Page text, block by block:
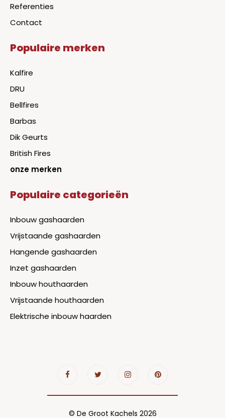
Referenties
Contact
Populaire merken
Kalfire
DRU
Bellfires
Barbas
Dik Geurts
British Fires
onze merken
Populaire categorieën
Inbouw gashaarden
Vrijstaande gashaarden
Hangende gashaarden
Inzet gashaarden
Inbouw houthaarden
Vrijstaande houthaarden
Elektrische inbouw haarden
© De Groot Kachels 2026